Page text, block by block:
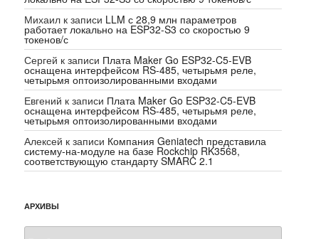
Михаил к записи LLM с 28,9 млн параметров
работает локально на ESP32-S3 со скоростью 9
токенов/с
Сергей к записи Плата Maker Go ESP32-C5-EVB
оснащена интерфейсом RS-485, четырьмя реле,
четырьмя оптоизолированными входами
Евгений к записи Плата Maker Go ESP32-C5-EVB
оснащена интерфейсом RS-485, четырьмя реле,
четырьмя оптоизолированными входами
Алексей к записи Компания Geniatech представила
систему-на-модуле на базе Rockchip RK3568,
соответствующую стандарту SMARC 2.1
АРХИВЫ
Архивы